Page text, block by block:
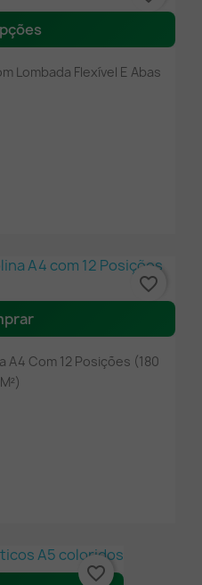
Lombada Flexível E Abas
Com 12 Posições (180
favorite_border
favorite_border